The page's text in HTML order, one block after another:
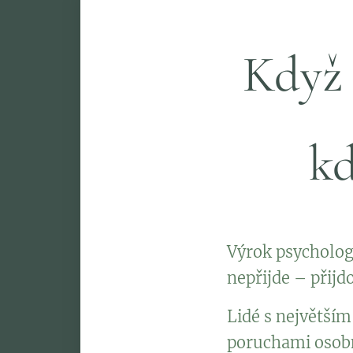
Výrok
nepřijde –
Lidé s
poruchami